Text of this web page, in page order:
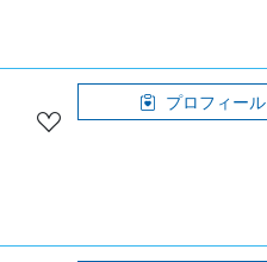
プロフィール